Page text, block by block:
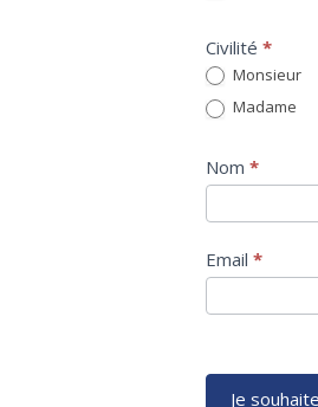
Civilité*
Monsieur
Madame
Nom*
Email*
Je